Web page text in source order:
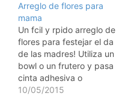
tengamos en casa.
Recuerda que deben ser
IRROMPIBLES.
Procedimiento: Cada
jugador tendr una
bandeja, para llegar a
la…
Arreglo de flores para
mama
Un fcil y rpido arreglo de
flores para festejar el da
de las madres! Utiliza un
bowl o un frutero y pasa
cinta adhesiva o
masking tape de lado a
10/05/2015